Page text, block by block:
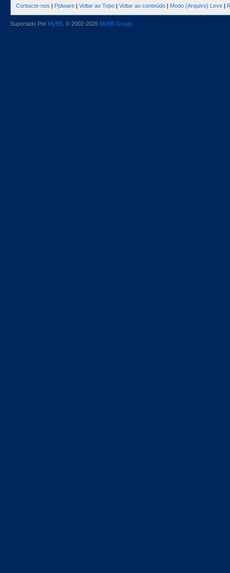
Contacte-nos | Pplware | Voltar ao Topo | Voltar ao conteúdo | Modo (Arquivo) Leve |
Suportado Por MyBB , © 2002-2026 MyBB Group